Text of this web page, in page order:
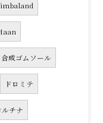
合成ゴムソール
ドロミテ
ルチナ